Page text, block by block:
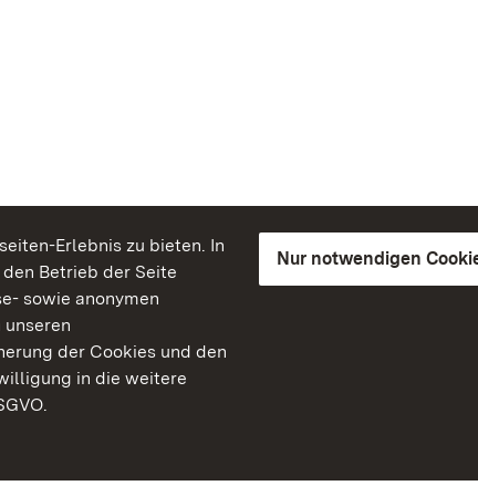
Erlebnis zu bieten. In
Betrieb der Seite
sowie anonymen
der Cookies und den
in die weitere
Nur notwendigen